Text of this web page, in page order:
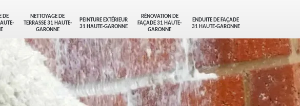
DE
NETTOYAGE DE
TERRASSE 31 HAUTE-
GARONNE
PEINTURE EXTÉRIEUR
31 HAUTE-GARONNE
RÉNOVATION DE
FAÇADE 31 HAUTE-
GARONNE
ENDUITE DE FAÇADE
31 HAUTE-GARONNE